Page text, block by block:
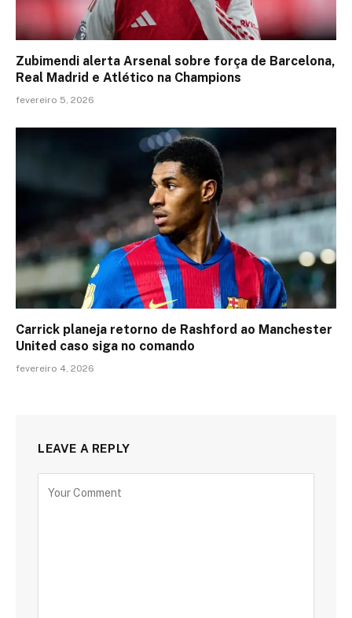
Zubimendi alerta Arsenal sobre força de Barcelona,
Real Madrid e Atlético na Champions
fevereiro 5, 2026
Carrick planeja retorno de Rashford ao Manchester
United caso siga no comando
fevereiro 4, 2026
LEAVE A REPLY